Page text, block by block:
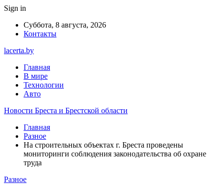
Sign in
Суббота, 8 августа, 2026
Контакты
lacerta.by
Главная
В мире
Технологии
Авто
Новости Бреста и Брестской области
Главная
Разное
На строительных объектах г. Бреста проведены
мониторинги соблюдения законодательства об охране
труда
Разное